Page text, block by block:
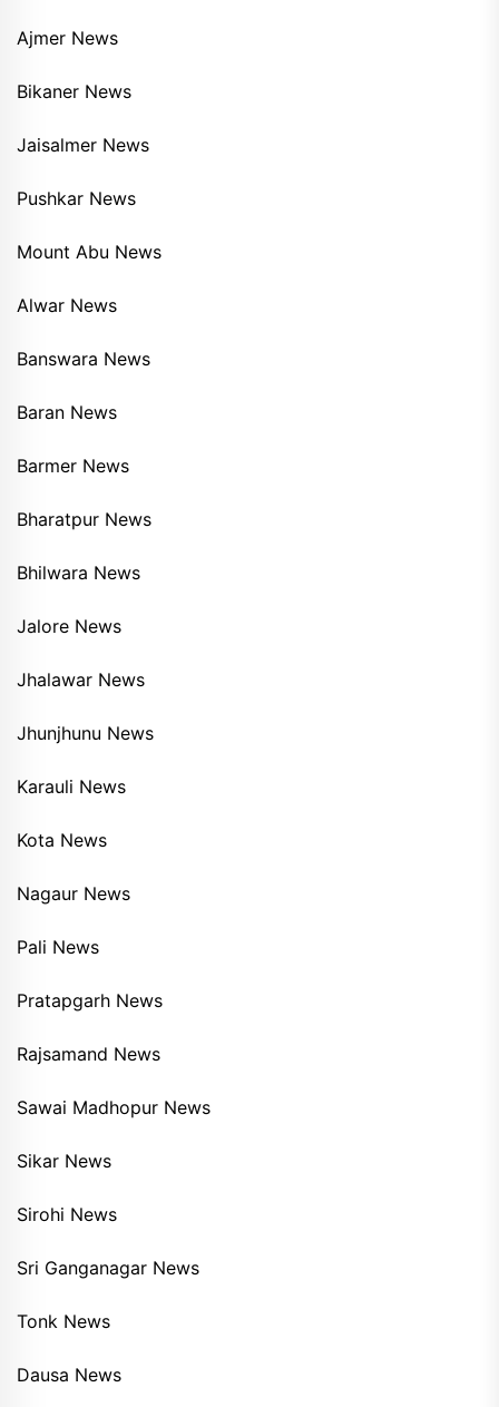
Ajmer News
Bikaner News
Jaisalmer News
Pushkar News
Mount Abu News
Alwar News
Banswara News
Baran News
Barmer News
Bharatpur News
Bhilwara News
Jalore News
Jhalawar News
Jhunjhunu News
Karauli News
Kota News
Nagaur News
Pali News
Pratapgarh News
Rajsamand News
Sawai Madhopur News
Sikar News
Sirohi News
Sri Ganganagar News
Tonk News
Dausa News